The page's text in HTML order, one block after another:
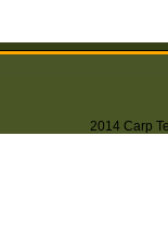
2014 Carp